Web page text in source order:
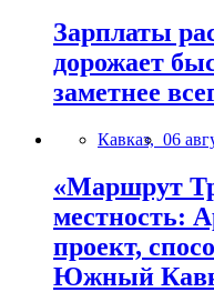
Зарплаты
дорожает
заметнее
Кавказ, 06
«Маршрут
местность:
проект,
Южный